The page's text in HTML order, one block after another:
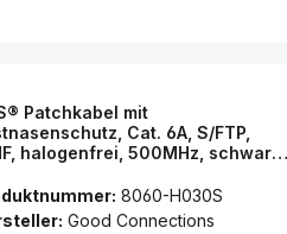
Patchkabel mit
Cat. 6A, S/FTP,
halogenfrei, 500MHz, schwarz,
8060-H030S
Good Connections